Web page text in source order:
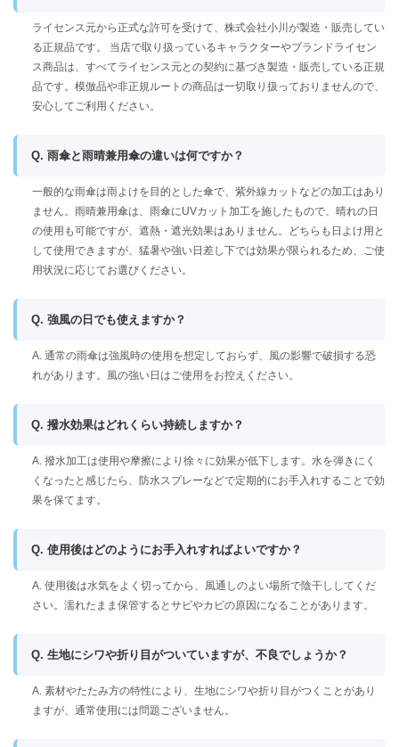
ライセンス元から正式な許可を受けて、株式会社小川が製造・販売してい
る正規品です。 当店で取り扱っているキャラクターやブランドライセン
ス商品は、すべてライセンス元との契約に基づき製造・販売している正規
品です。模倣品や非正規ルートの商品は一切取り扱っておりませんので、
安心してご利用ください。
Q. 雨傘と雨晴兼用傘の違いは何ですか？
一般的な雨傘は雨よけを目的とした傘で、紫外線カットなどの加工はあり
ません。雨晴兼用傘は、雨傘にUVカット加工を施したもので、晴れの日
の使用も可能ですが、遮熱・遮光効果はありません。どちらも日よけ用と
して使用できますが、猛暑や強い日差し下では効果が限られるため、ご使
用状況に応じてお選びください。
Q. 強風の日でも使えますか？
A. 通常の雨傘は強風時の使用を想定しておらず、風の影響で破損する恐
れがあります。風の強い日はご使用をお控えください。
Q. 撥水効果はどれくらい持続しますか？
A. 撥水加工は使用や摩擦により徐々に効果が低下します。水を弾きにく
くなったと感じたら、防水スプレーなどで定期的にお手入れすることで効
果を保てます。
Q. 使用後はどのようにお手入れすればよいですか？
A. 使用後は水気をよく切ってから、風通しのよい場所で陰干ししてくだ
さい。濡れたまま保管するとサビやカビの原因になることがあります。
Q. 生地にシワや折り目がついていますが、不良でしょうか？
A. 素材やたたみ方の特性により、生地にシワや折り目がつくことがあり
ますが、通常使用には問題ございません。